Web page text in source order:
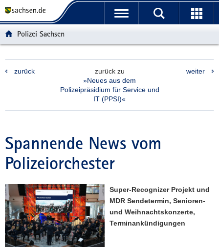
t
l
e
i
f
n
d
e
N
a
v
t
l
t
i
o
p
i
t
r
c
h
Polizei Sachsen
zurück
zurück zu
»Neues aus dem
Polizeipräsidium für Service und
IT (PPSI)«
weiter
Spannende News vom
Polizeiorchester
Super-Recognizer Projekt und
MDR Sendetermin, Senioren-
und Weihnachtskonzerte,
Terminankündigungen